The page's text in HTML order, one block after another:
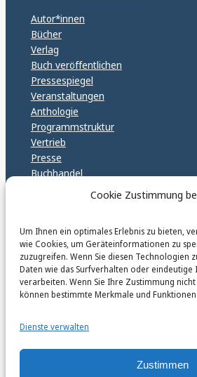
Cookie Zustimmung
Um Ihnen ein optimales Erlebnis zu bieten,
wie Cookies, um Geräteinformationen zu
zuzugreifen. Wenn Sie diesen Technologien
Daten wie das Surfverhalten oder eindeutige
verarbeiten. Wenn Sie Ihre Zustimmung
können bestimmte Merkmale und
Dienste verwalten
Zustimmen
Autor*innen
Bücher
Verlag
Buch veröffentlichen
Pressespiegel
Veranstaltungen
Anthologie
Programmstruktur
Vertrieb
Presse
Buchhandel
Cookie Policy (EU)
GPSR – EU Sicherheitsrichtlinen